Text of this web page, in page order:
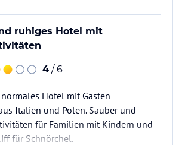
ruhiges Hotel mit
4 / 6
Hotel mit Gästen
Italien und Polen. Sauber und
für Familien mit Kindern und
für Schnörchel.